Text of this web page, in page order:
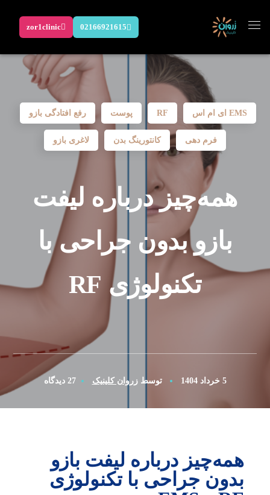
02166921615
zor1clinic
EMS ای ام اس RF پوست رفع افتادگی بازو
فرم دهی کانتورینگ بدن لاغری بازو
همه‌چیز درباره لیفت
بازو بدون جراحی با
تکنولوژی RF
5 خرداد 1404 توسطزروان کلینیک 27 دیدگاه
همه‌چیز درباره لیفت بازو
بدون جراحی با تکنولوژی